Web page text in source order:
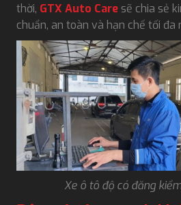
thời, GTX Auto Care sẽ chia sẻ
chuẩn, an toàn và hạn chế tối đa
Xe ô tô độ có đăng